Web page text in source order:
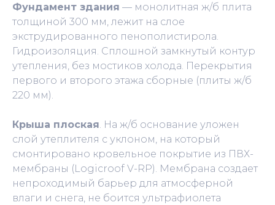
Фундамент здания — монолитная ж/б плита
толщиной 300 мм, лежит на слое
экструдированного пенополистирола.
Гидроизоляция. Сплошной замкнутый контур
утепления, без мостиков холода. Перекрытия
первого и второго этажа сборные (плиты ж/б
220 мм).
Крыша плоская. На ж/б основание уложен
слой утеплителя с уклоном, на который
смонтировано кровельное покрытие из ПВХ-
мембраны (Lоgiсrооf V-RР). Мембрана создает
непроходимый барьер для атмосферной
влаги и снега, не боится ультрафиолета